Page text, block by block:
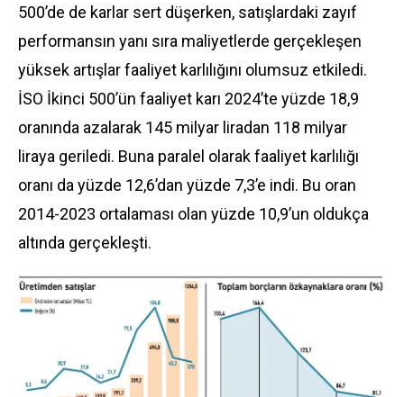
500’de de karlar sert düşerken, satışlardaki zayıf
performansın yanı sıra maliyetlerde gerçekleşen
yüksek artışlar faaliyet karlılığını olumsuz etkiledi.
İSO İkinci 500’ün faaliyet karı 2024’te yüzde 18,9
oranında azalarak 145 milyar liradan 118 milyar
liraya geriledi. Buna paralel olarak faaliyet karlılığı
oranı da yüzde 12,6’dan yüzde 7,3’e indi. Bu oran
2014-2023 ortalaması olan yüzde 10,9’un oldukça
altında gerçekleşti.